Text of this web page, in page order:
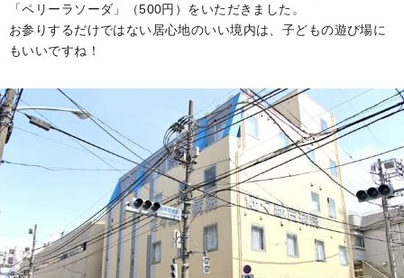
「ペリーラソーダ」（500円）をいただきました。
お参りするだけではない居心地のいい境内は、子どもの遊び場に
もいいですね！